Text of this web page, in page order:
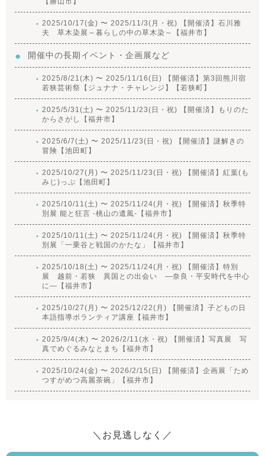
2025/10/17(金) 〜 2025/11/3(月・祝) 【開催済】石川雅
夫 草木染展～暮らしの中の草木染～【福井市】
開催中の長期イベント・企画展など
2025/8/21(木) 〜 2025/11/16(日) 【開催済】第3回熊川宿
若狭芸術祭【ジュナナ・チャレンジ】【若狭町】
2025/5/31(土) 〜 2025/11/23(日・祝) 【開催済】もりのた
からさがし【福井市】
2025/6/7(土) 〜 2025/11/23(日・祝) 【開催済】謎解きの
冒険【池田町】
2025/10/27(月) 〜 2025/11/23(日・祝) 【開催済】紅葉(も
みじ)っぷ【池田町】
2025/10/11(土) 〜 2025/11/24(月・祝) 【開催済】秋季特
別展 能と狂言 -桃山の遺風-【福井市】
2025/10/11(土) 〜 2025/11/24(月・祝) 【開催済】秋季特
別展「一乗谷と戦国のかたな」【福井市】
2025/10/18(土) 〜 2025/11/24(月・祝) 【開催済】特別
展 越前・若狭 異国との出会い ―奈良・平安時代を中心
に―【福井市】
2025/10/27(月) 〜 2025/12/22(月) 【開催済】子どもの日
本語指導ボランティア講座【福井市】
2025/9/4(木) 〜 2026/2/11(水・祝) 【開催済】写真展 写
真でめぐるみなとまち【福井市】
2025/10/24(金) 〜 2026/2/15(日) 【開催済】企画展「ため
つすがめつ高麗茶碗」【福井市】
＼お見逃しなく／